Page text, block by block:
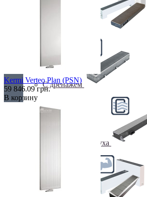
С дренажем
С притоком воздуха
Kermi Verteo Plan (PSN)
59 846.09 грн.
В корзину